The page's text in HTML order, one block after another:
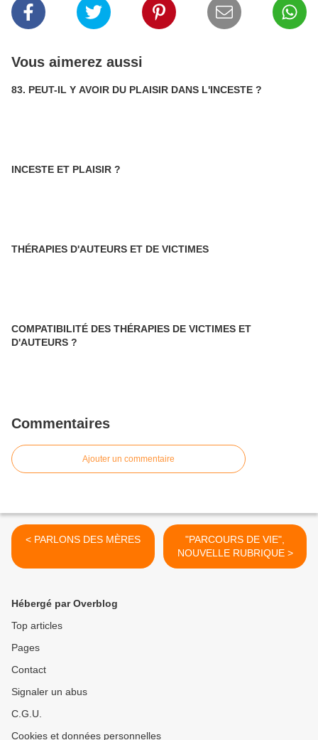
Vous aimerez aussi
83. PEUT-IL Y AVOIR DU PLAISIR DANS L'INCESTE ?
INCESTE ET PLAISIR ?
THÉRAPIES D'AUTEURS ET DE VICTIMES
COMPATIBILITÉ DES THÉRAPIES DE VICTIMES ET
D'AUTEURS ?
Commentaires
Ajouter un commentaire
< PARLONS DES MÈRES
"PARCOURS DE VIE",
NOUVELLE RUBRIQUE >
Hébergé par Overblog
Top articles
Pages
Contact
Signaler un abus
C.G.U.
Cookies et données personnelles